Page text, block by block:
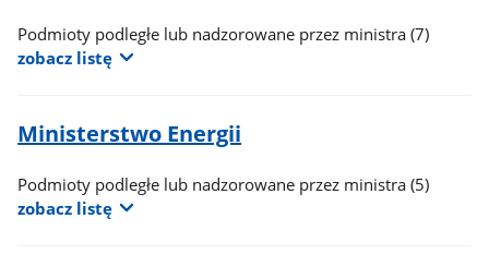
przycisku
Szukaj.
Podmioty podległe lub nadzorowane przez ministra(7)
zobacz listę
Ministerstwo Energii
Podmioty podległe lub nadzorowane przez ministra(5)
zobacz listę